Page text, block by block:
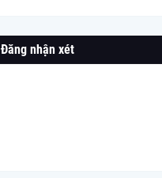
Đăng nhận xét